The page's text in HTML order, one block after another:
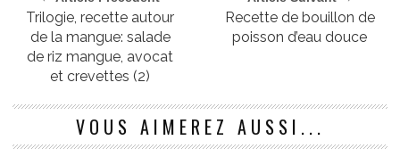
Trilogie, recette autour
de la mangue: salade
de riz mangue, avocat
et crevettes (2)
Recette de bouillon de
poisson d’eau douce
VOUS AIMEREZ AUSSI...